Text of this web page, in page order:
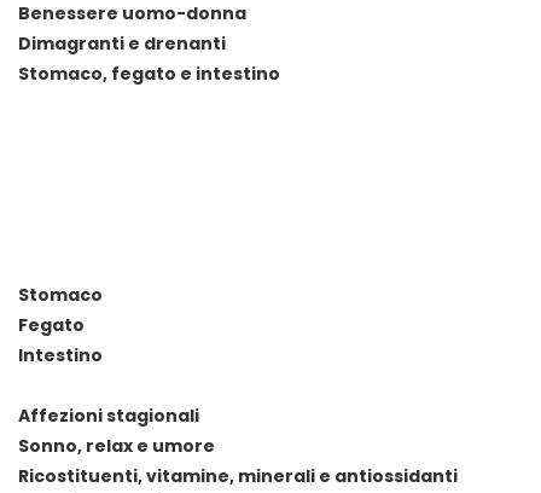
Benessere uomo-donna
Dimagranti e drenanti
Stomaco, fegato e intestino
Stomaco
Fegato
Intestino
Affezioni stagionali
Sonno, relax e umore
Ricostituenti, vitamine, minerali e antiossidanti